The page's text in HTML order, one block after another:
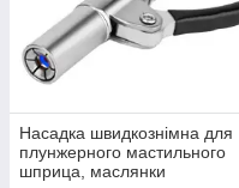
Насадка швидкознімна для
плунжерного мастильного
шприца, маслянки